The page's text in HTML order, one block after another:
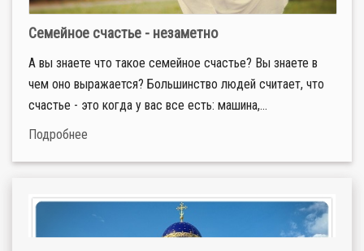
Семейное счастье - незаметно
А вы знаете что такое семейное счастье? Вы знаете в
чем оно выражается? Большинство людей считает, что
счастье - это когда у вас все есть: машина,...
Подробнее